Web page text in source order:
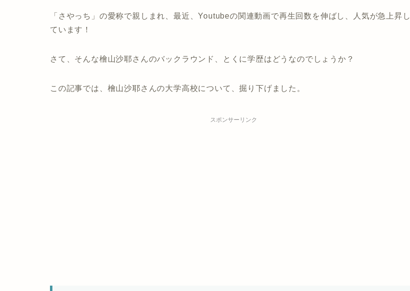
「さやっち」の愛称で親しまれ、最近、Youtubeの関連動画で再生回数を伸ばし、人気が急上昇し
ています！
さて、そんな檜山沙耶さんのバックラウンド、とくに学歴はどうなのでしょうか？
この記事では、檜山沙耶さんの大学高校について、掘り下げました。
スポンサーリンク